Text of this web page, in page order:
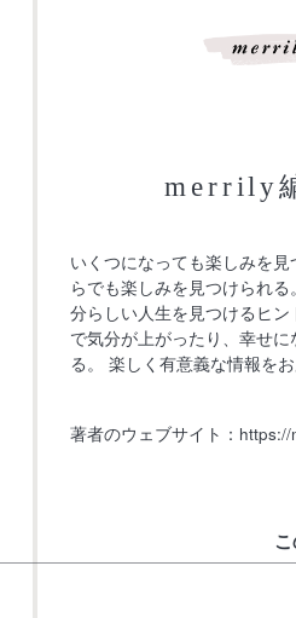
merrily
いくつになっても楽しみを
らでも楽しみを見つけられ
分らしい人生を見つけるヒン
で気分が上がったり、幸せ
る。 楽しく有意義な情報を
著者のウェブサイト： https://